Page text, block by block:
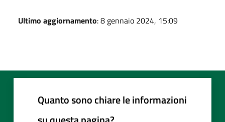
Ultimo aggiornamento: 8 gennaio 2024, 15:09
Quanto sono chiare le informazioni